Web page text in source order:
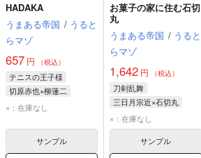
HADAKA
うまある帝国 / うると
らマゾ
657 円 （税込）
テニスの王子様
切原赤也×柳蓮二
柳蓮二
切原赤也
×：在庫なし
サンプル
お菓子の家に住む石切
丸
うまある帝国 / うると
らマゾ
1,642 円 （税込）
刀剣乱舞
三日月宗近×石切丸
石切丸
三日月宗近
小狐丸
×：在庫なし
サンプル